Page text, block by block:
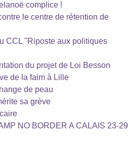
complice !
le centre de rétention de
CCL "Riposte aux politiques
du projet de Loi Besson
de la faim à Lille
de peau
sa grève
NO BORDER A CALAIS 23-29